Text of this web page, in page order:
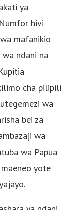
ya
hivi
mafanikio
ndani na
cha pilipili
wa
bei za
wa
wa Papua
yote